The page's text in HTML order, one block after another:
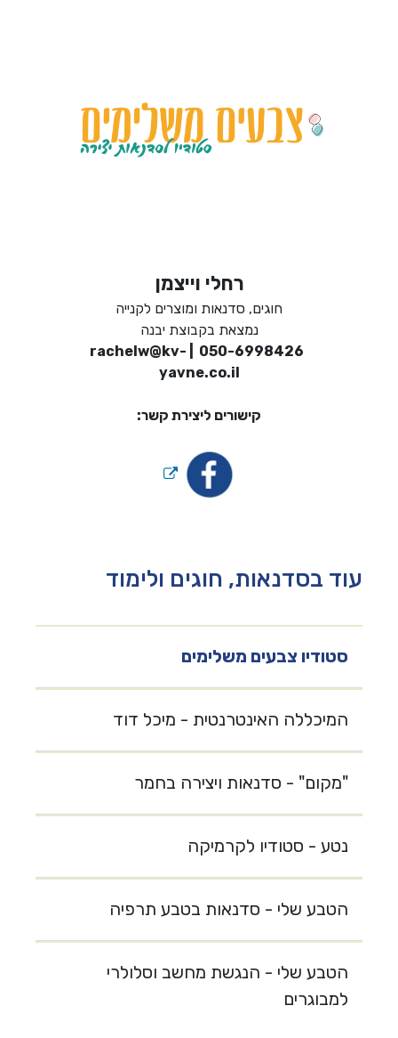
רחלי וייצמן
חוגים, סדנאות ומוצרים לקנייה
נמצאת בקבוצת יבנה
rachelw@kv-
yavne.co.il
קישורים ליצירת קשר:
עוד בסדנאות, חוגים ולימוד
סטודיו צבעים משלימים
המיכללה האינטרנטית - מיכל דוד
"מקום" - סדנאות ויצירה בחמר
נטע - סטודיו לקרמיקה
הטבע שלי - סדנאות בטבע תרפיה
הטבע שלי - הנגשת מחשב וסלולרי
למבוגרים